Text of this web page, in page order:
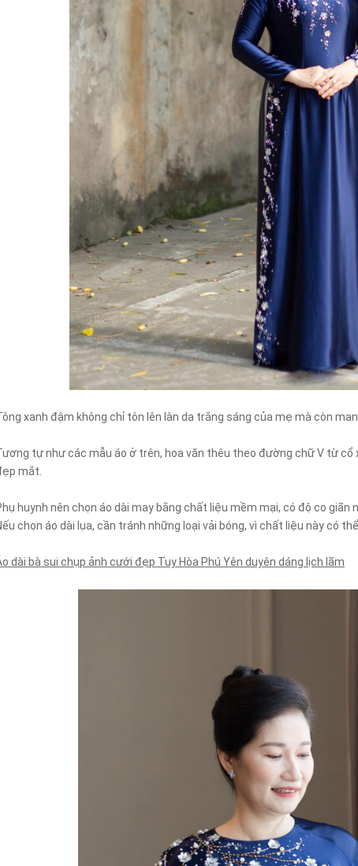
xanh đậm không chỉ tôn lên làn da trắng sáng của mẹ mà còn
tự như các mẫu áo ở trên, hoa văn thêu theo đường chữ V từ cổ
mắt.
huynh nên chọn áo dài may bằng chất liệu mềm mại, có độ co giãn
chọn áo dài lụa, cần tránh những loại vải bóng, vì chất liệu này có
dài bà sui chụp ảnh cưới đẹp Tuy Hòa Phú Yên duyên dáng lịch lãm